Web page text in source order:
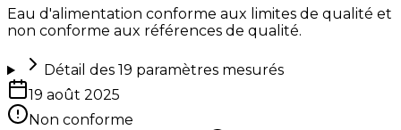
Eau d'alimentation conforme aux limites de qualité et
non conforme aux références de qualité.
Détail des 19 paramètres mesurés
19 août 2025
Non conforme